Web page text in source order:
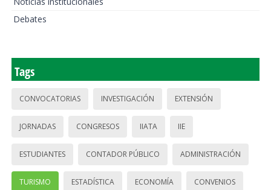
Debates
Tags
CONVOCATORIAS INVESTIGACIÓN EXTENSIÓN
JORNADAS CONGRESOS IIATA IIE
ESTUDIANTES CONTADOR PÚBLICO ADMINISTRACIÓN
TURISMO ESTADÍSTICA ECONOMÍA CONVENIOS